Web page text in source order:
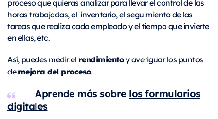
proceso que quieras analizar para llevar el control de las
horas trabajadas, el inventario, el seguimiento de las
tareas que realiza cada empleado y el tiempo que invierte
en ellas, etc.
Así, puedes medir el rendimientoy averiguar los puntos
demejora del proceso.
Aprende más sobre los formularios
digitales